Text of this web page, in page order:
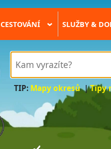
CESTOVÁNÍ › SLUŽBY &
TIP: Mapy okresů|Tipy